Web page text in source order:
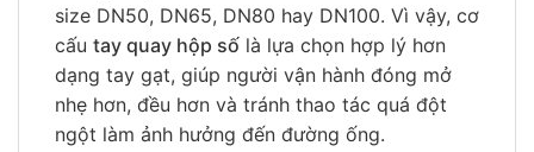
size DN50, DN65, DN80 hay DN100. Vì vậy, cơ
cấu tay quay hộp số là lựa chọn hợp lý hơn
dạng tay gạt, giúp người vận hành đóng mở
nhẹ hơn, đều hơn và tránh thao tác quá đột
ngột làm ảnh hưởng đến đường ống.